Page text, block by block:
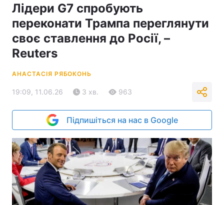
Лідери G7 спробують
переконати Трампа переглянути
своє ставлення до Росії, –
Reuters
АНАСТАСІЯ РЯБОКОНЬ
19:09, 11.06.26 3 хв. 963
Підпишіться на нас в Google